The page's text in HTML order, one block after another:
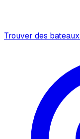
Trouver des